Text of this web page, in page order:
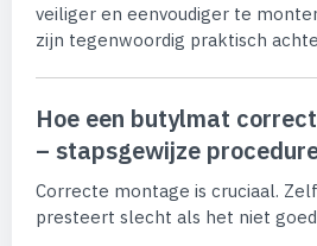
veiliger en eenvoudiger te
zijn tegenwoordig praktisch
Hoe een butylmat
– stapsgewijze
Correcte montage is cruciaal.
presteert slecht als het niet